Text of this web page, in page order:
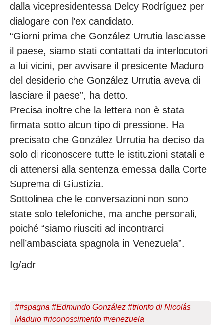
dalla vicepresidentessa Delcy Rodríguez per
dialogare con l’ex candidato.
“Giorni prima che González Urrutia lasciasse
il paese, siamo stati contattati da interlocutori
a lui vicini, per avvisare il presidente Maduro
del desiderio che González Urrutia aveva di
lasciare il paese”, ha detto.
Precisa inoltre che la lettera non è stata
firmata sotto alcun tipo di pressione. Ha
precisato che González Urrutia ha deciso da
solo di riconoscere tutte le istituzioni statali e
di attenersi alla sentenza emessa dalla Corte
Suprema di Giustizia.
Sottolinea che le conversazioni non sono
state solo telefoniche, ma anche personali,
poiché “siamo riusciti ad incontrarci
nell’ambasciata spagnola in Venezuela”.
Ig/adr
##spagna #Edmundo González #trionfo di Nicolás
Maduro #riconoscimento #venezuela